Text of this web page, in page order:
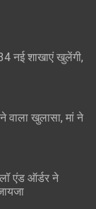
नई शाखाएं खुलेंगी,
वाला खुलासा, मां ने
एंड ऑर्डर ने